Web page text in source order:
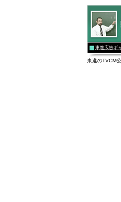
東進広告ギ
東進のTVCM